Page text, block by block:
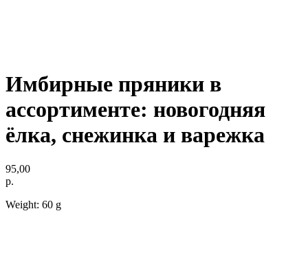
Имбирные пряники в
ассортименте: новогодняя
ёлка, снежинка и варежка
95,00
р.
Weight: 60 g